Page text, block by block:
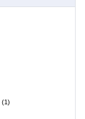
(1)